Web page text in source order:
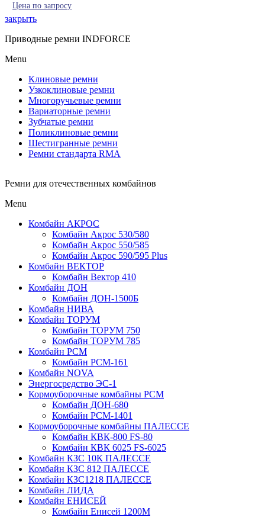
Цена по запросу
закрыть
Приводные ремни INDFORCE
Menu
Клиновые ремни
Узкоклиновые ремни
Многоручьевые ремни
Вариаторные ремни
Зубчатые ремни
Поликлиновые ремни
Шестигранные ремни
Ремни стандарта RMA
Ремни для отечественных комбайнов
Menu
Комбайн АКРОС
Комбайн Акрос 530/580
Комбайн Акрос 550/585
Комбайн Акрос 590/595 Plus
Комбайн ВЕКТОР
Комбайн Вектор 410
Комбайн ДОН
Комбайн ДОН-1500Б
Комбайн НИВА
Комбайн ТОРУМ
Комбайн ТОРУМ 750
Комбайн ТОРУМ 785
Комбайн РСМ
Комбайн РСМ-161
Комбайн NOVA
Энергосредство ЭС-1
Кормоуборочные комбайны РСМ
Комбайн ДОН-680
Комбайн РСМ-1401
Кормоуборочные комбайны ПАЛЕССЕ
Комбайн КВК-800 FS-80
Комбайн КВК 6025 FS-6025
Комбайн КЗС 10К ПАЛЕССЕ
Комбайн КЗС 812 ПАЛЕССЕ
Комбайн КЗС1218 ПАЛЕССЕ
Комбайн ЛИДА
Комбайн ЕНИСЕЙ
Комбайн Енисей 1200М